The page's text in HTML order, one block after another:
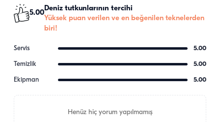
5.00
Deniz tutkunlarının tercihi
Yüksek puan verilen ve en beğenilen teknelerden
biri!
Servis 5.00
Temizlik 5.00
Ekipman 5.00
Henüz hiç yorum yapılmamış